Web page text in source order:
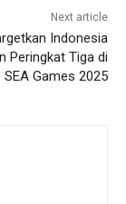
Next article
Indonesia
Peringkat Tiga di
SEA Games 2025